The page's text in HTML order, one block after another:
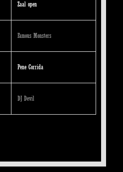
Zaal open
Famous Monsters
Pene Corrida
DJ Devil